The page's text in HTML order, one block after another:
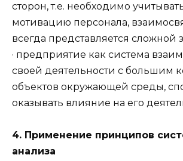
сторон, т.е. необходимо
мотивацию персонала,
всегда представляется сложной
· предприятие как система
своей деятельности с большим
объектов окружающей среды,
оказывать влияние на его
4. Применение принципов
анализа